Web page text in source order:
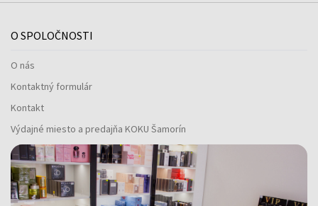
O SPOLOČNOSTI
O nás
Kontaktný formulár
Kontakt
Výdajné miesto a predajňa KOKU Šamorín